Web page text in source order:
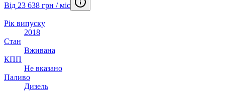
Від 23 638 грн / міс
Рік випуску
2018
Стан
Вживана
КПП
Не вказано
Паливо
Дизель